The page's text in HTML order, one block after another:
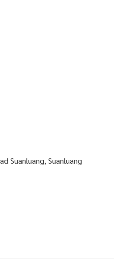
Suanluang, Suanluang